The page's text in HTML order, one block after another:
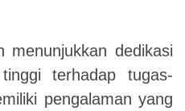
menunjukkan dedikasi
terhadap tugas-
pengalaman yang